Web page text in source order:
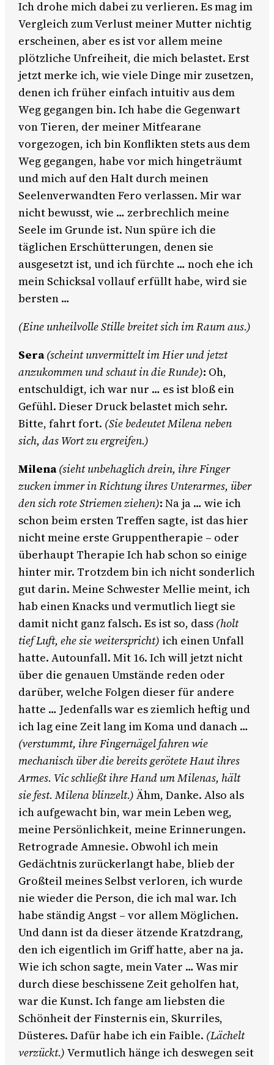
Ich drohe mich dabei zu verlieren. Es mag im
Vergleich zum Verlust meiner Mutter nichtig
erscheinen, aber es ist vor allem meine
plötzliche Unfreiheit, die mich belastet. Erst
jetzt merke ich, wie viele Dinge mir zusetzen,
denen ich früher einfach intuitiv aus dem
Weg gegangen bin. Ich habe die Gegenwart
von Tieren, der meiner Mitfearane
vorgezogen, ich bin Konflikten stets aus dem
Weg gegangen, habe vor mich hingeträumt
und mich auf den Halt durch meinen
Seelenverwandten Fero verlassen. Mir war
nicht bewusst, wie … zerbrechlich meine
Seele im Grunde ist. Nun spüre ich die
täglichen Erschütterungen, denen sie
ausgesetzt ist, und ich fürchte … noch ehe ich
mein Schicksal vollauf erfüllt habe, wird sie
bersten …
(Eine unheilvolle Stille breitet sich im Raum aus.)
Sera(scheint unvermittelt im Hier und jetzt
anzukommen und schaut in die Runde): Oh,
entschuldigt, ich war nur … es ist bloß ein
Gefühl. Dieser Druck belastet mich sehr.
Bitte, fahrt fort. (Sie bedeutet Milena neben
sich, das Wort zu ergreifen.)
Milena(sieht unbehaglich drein, ihre Finger
zucken immer in Richtung ihres Unterarmes, über
den sich rote Striemen ziehen): Na ja … wie ich
schon beim ersten Treffen sagte, ist das hier
nicht meine erste Gruppentherapie – oder
überhaupt Therapie Ich hab schon so einige
hinter mir. Trotzdem bin ich nicht sonderlich
gut darin. Meine Schwester Mellie meint, ich
hab einen Knacks und vermutlich liegt sie
damit nicht ganz falsch. Es ist so, dass (holt
tief Luft, ehe sie weiterspricht) ich einen Unfall
hatte. Autounfall. Mit 16. Ich will jetzt nicht
über die genauen Umstände reden oder
darüber, welche Folgen dieser für andere
hatte … Jedenfalls war es ziemlich heftig und
ich lag eine Zeit lang im Koma und danach …
(verstummt, ihre Fingernägel fahren wie
mechanisch über die bereits gerötete Haut ihres
Armes. Vic schließt ihre Hand um Milenas, hält
sie fest. Milena blinzelt.) Ähm, Danke. Also als
ich aufgewacht bin, war mein Leben weg,
meine Persönlichkeit, meine Erinnerungen.
Retrograde Amnesie. Obwohl ich mein
Gedächtnis zurückerlangt habe, blieb der
Großteil meines Selbst verloren, ich wurde
nie wieder die Person, die ich mal war. Ich
habe ständig Angst – vor allem Möglichen.
Und dann ist da dieser ätzende Kratzdrang,
den ich eigentlich im Griff hatte, aber na ja.
Wie ich schon sagte, mein Vater … Was mir
durch diese beschissene Zeit geholfen hat,
war die Kunst. Ich fange am liebsten die
Schönheit der Finsternis ein, Skurriles,
Düsteres. Dafür habe ich ein Faible. (Lächelt
verzückt.)Vermutlich hänge ich deswegen seit